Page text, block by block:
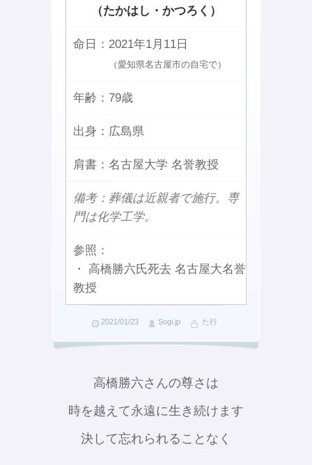
（たかはし・かつろく）
命日： 2021年1月11日
（愛知県名古屋市の自宅で）
年齢： 79歳
出身： 広島県
肩書： 名古屋大学 名誉教授
備考：葬儀は近親者で施行。専
門は化学工学。
参照：
・ 高橋勝六氏死去 名古屋大名誉
教授
2021/01/23 Sogi.jp た行
高橋勝六さんの尊さは
時を越えて永遠に生き続けます
決して忘れられることなく